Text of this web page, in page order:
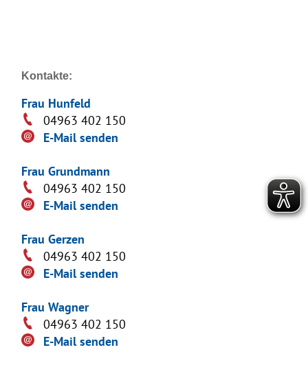
Kontakte:
Frau Hunfeld
04963 402 150
E-Mail senden
Frau Grundmann
04963 402 150
E-Mail senden
Frau Gerzen
04963 402 150
E-Mail senden
Frau Wagner
04963 402 150
E-Mail senden